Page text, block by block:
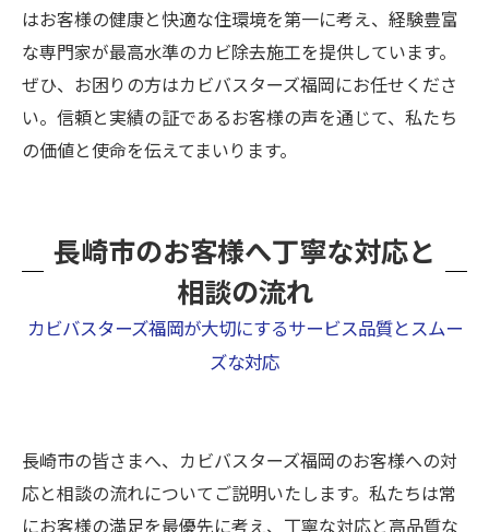
はお客様の健康と快適な住環境を第一に考え、経験豊富
な専門家が最高水準のカビ除去施工を提供しています。
ぜひ、お困りの方はカビバスターズ福岡にお任せくださ
い。信頼と実績の証であるお客様の声を通じて、私たち
の価値と使命を伝えてまいります。
長崎市のお客様へ丁寧な対応と
相談の流れ
カビバスターズ福岡が大切にするサービス品質とスムー
ズな対応
長崎市の皆さまへ、カビバスターズ福岡のお客様への対
応と相談の流れについてご説明いたします。私たちは常
にお客様の満足を最優先に考え、丁寧な対応と高品質な